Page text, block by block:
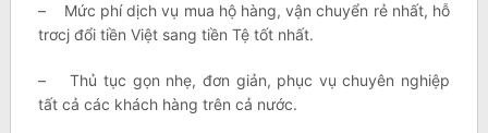
– Mức phí dịch vụ mua hộ hàng, vận chuyển rẻ nhất, hỗ
trơcj đổi tiền Việt sang tiền Tệ tốt nhất.
– Thủ tục gọn nhẹ, đơn giản, phục vụ chuyên nghiệp
tất cả các khách hàng trên cả nước.